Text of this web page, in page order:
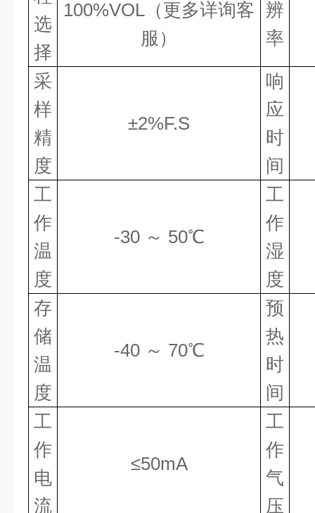
选
择
100%VOL（更多详询客
服）
辨
率
采
样
精
度
±2%F.S
响
应
时
间
工
作
温
度
-30 ～ 50℃
工
作
湿
度
存
储
温
度
-40 ～ 70℃
预
热
时
间
工
作
电
流
≤50mA
工
作
气
压